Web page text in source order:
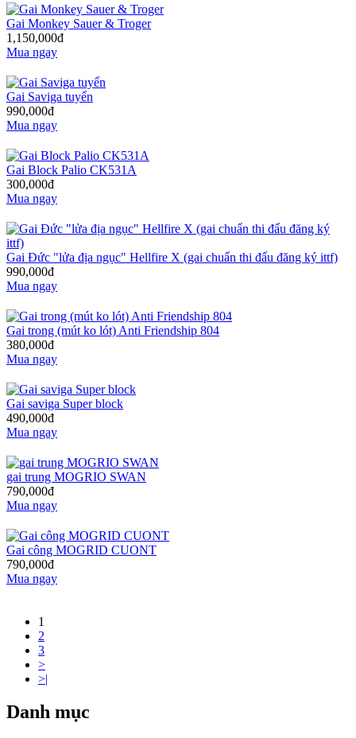
Gai Monkey Sauer & Troger
1,150,000đ
Mua ngay
Gai Saviga tuyển
990,000đ
Mua ngay
Gai Block Palio CK531A
300,000đ
Mua ngay
Gai Đức "lửa địa ngục" Hellfire X (gai chuẩn thi đấu đăng ký ittf)
990,000đ
Mua ngay
Gai trong (mút ko lót) Anti Friendship 804
380,000đ
Mua ngay
Gai saviga Super block
490,000đ
Mua ngay
gai trung MOGRIO SWAN
790,000đ
Mua ngay
Gai công MOGRID CUONT
790,000đ
Mua ngay
1
2
3
>
>|
Danh mục